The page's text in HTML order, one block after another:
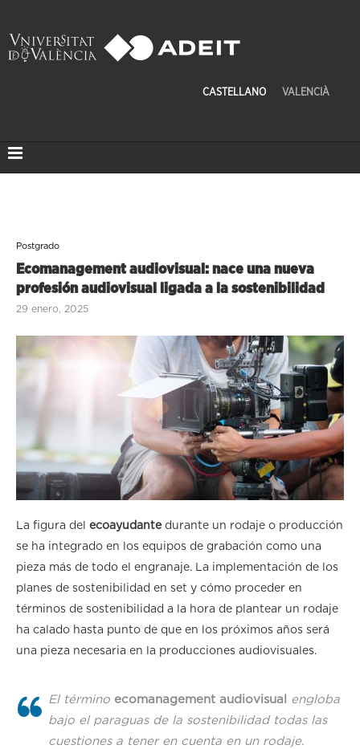
CASTELLANO VALENCIÀ
Postgrado
Ecomanagement audiovisual: nace una nueva
profesión audiovisual ligada a la sostenibilidad
29 enero, 2025
La figura del ecoayudantedurante un rodaje o producción
se ha integrado en los equipos de grabación como una
pieza más de todo el engranaje. La implementación de los
planes de sostenibilidad en set y cómo proceder en
términos de sostenibilidad a la hora de plantear un rodaje
ha calado hasta punto de que en los próximos años será
una pieza necesaria en la producciones audiovisuales.
El término ecomanagement audiovisual engloba
bajo el paraguas de la sostenibilidad todas las
cuestiones a tener en cuenta en un rodaje.